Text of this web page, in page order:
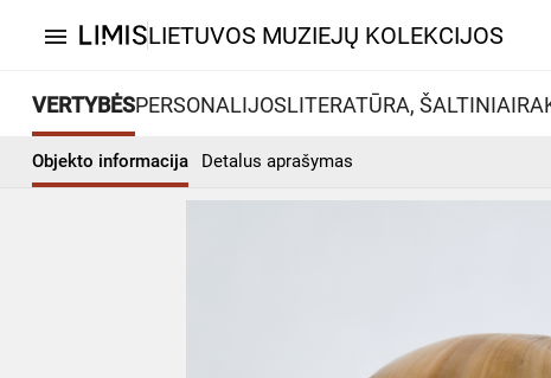
menu LIETUVOS MUZIEJŲ KOLEKCIJOS
VERTYBĖSPERSONALIJOSLITERATŪRA, ŠALTINIAI
Objekto informacija Detalus aprašymas